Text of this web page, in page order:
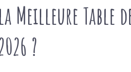
Meilleure Table
?